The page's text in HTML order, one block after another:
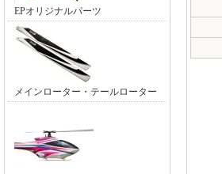
EPオリジナルパーツ
メインローター・テールローター